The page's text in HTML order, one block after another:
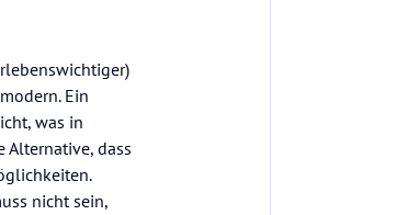
Ein
was in
Alternative, dass
nicht sein,